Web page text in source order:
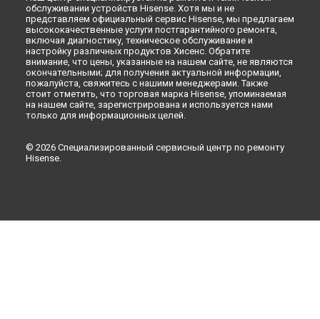
Ремонт стиральной машины WFD6010 Hisense в
обслуживании устройств Hisense. Хотя мы и не
представляем официальный сервис Hisense, мы предлагаем
высококачественные услуги постгарантийного ремонта,
включая диагностику, техническое обслуживание и
настройку различных продуктов Хисенс. Обратите
внимание, что цены, указанные на нашем сайте, не являются
окончательными; для получения актуальной информации,
пожалуйста, свяжитесь с нашими менеджерами. Также
стоит отметить, что торговая марка Hisense, упоминаемая
на нашем сайте, зарегистрирована и используется нами
только для информационных целей.
© 2026 Специализированный сервисный центр по ремонту
Hisense.